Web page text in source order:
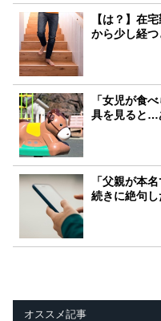
【は？】在
から少し経
「女児が食
具を見ると…
「父親が本
続きに絶句し
オススメ記事